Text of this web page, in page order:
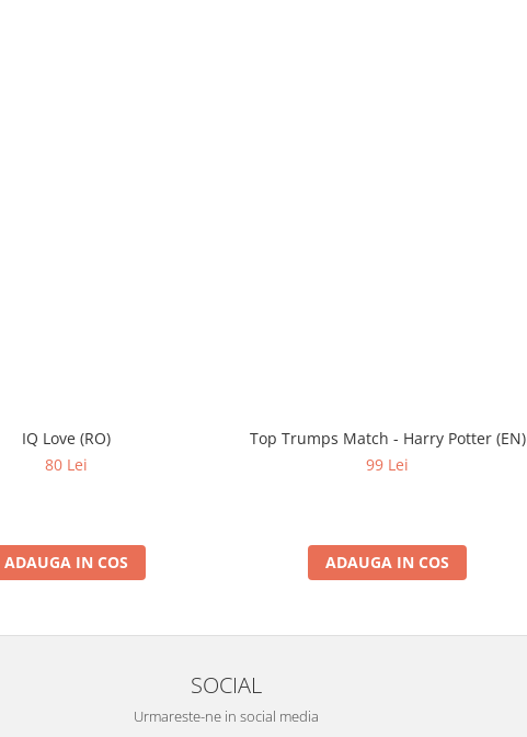
IQ Love (RO)
80 Lei
ADAUGA IN COS
Top Trumps Match - Harry Potter (EN)
99 Lei
ADAUGA IN COS
SOCIAL
Urmareste-ne in social media